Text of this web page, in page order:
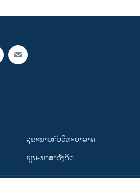
ສຸຂະພາບກັບວິທະຍາສາດ
ຮຽນ-ພາສາອັງກິດ